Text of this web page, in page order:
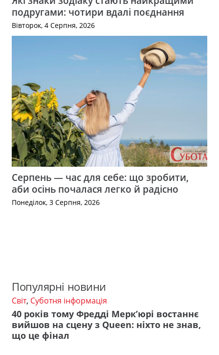
подругами: чотири вдалі поєднання
Вівторок, 4 Серпня, 2026
Серпень — час для себе: що зробити,
аби осінь почалася легко й радісно
Понеділок, 3 Серпня, 2026
Популярні новини
Світ, Суботня інформація
40 років тому Фредді Мерк’юрі востаннє
вийшов на сцену з Queen: ніхто не знав,
що це фінал